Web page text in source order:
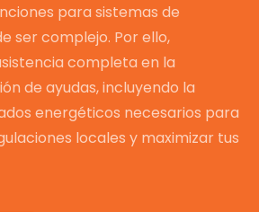
para sistemas de
ser complejo. Por ello,
completa en la
de ayudas, incluyendo la
energéticos necesarios para
locales y maximizar tus